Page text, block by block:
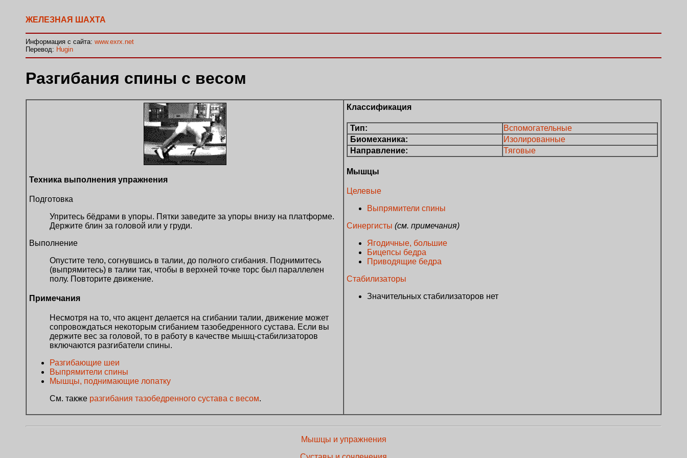
ЖЕЛЕЗНАЯ ШАХТА
Информация с сайта: www.exrx.net
Перевод: Hugin
Разгибания спины с весом
Техника выполнения упражнения
Подготовка
Упритесь бёдрами в упоры. Пятки заведите за упоры внизу на платформе.
Держите блин за головой или у груди.
Выполнение
Опустите тело, согнувшись в талии, до полного сгибания. Поднимитесь
(выпрямитесь) в талии так, чтобы в верхней точке торс был параллелен
полу. Повторите движение.
Примечания
Несмотря на то, что акцент делается на сгибании талии, движение может
сопровождаться некоторым сгибанием тазобедренного сустава. Если вы
держите вес за головой, то в работу в качестве мышц-стабилизаторов
включаются разгибатели спины.
Разгибающие шеи
Выпрямители спины
Мышцы, поднимающие лопатку
См. также разгибания тазобедренного сустава с весом.
Классификация
Тип:
Вспомогательные
Биомеханика:
Изолированные
Направление:
Тяговые
Мышцы
Целевые
Выпрямители спины
Синергисты (см. примечания)
Ягодичные, большие
Бицепсы бедра
Приводящие бедра
Cтабилизаторы
Значительных стабилизаторов нет
Мышцы и упражнения